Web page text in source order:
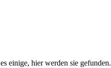
einige, hier werden sie gefunden.